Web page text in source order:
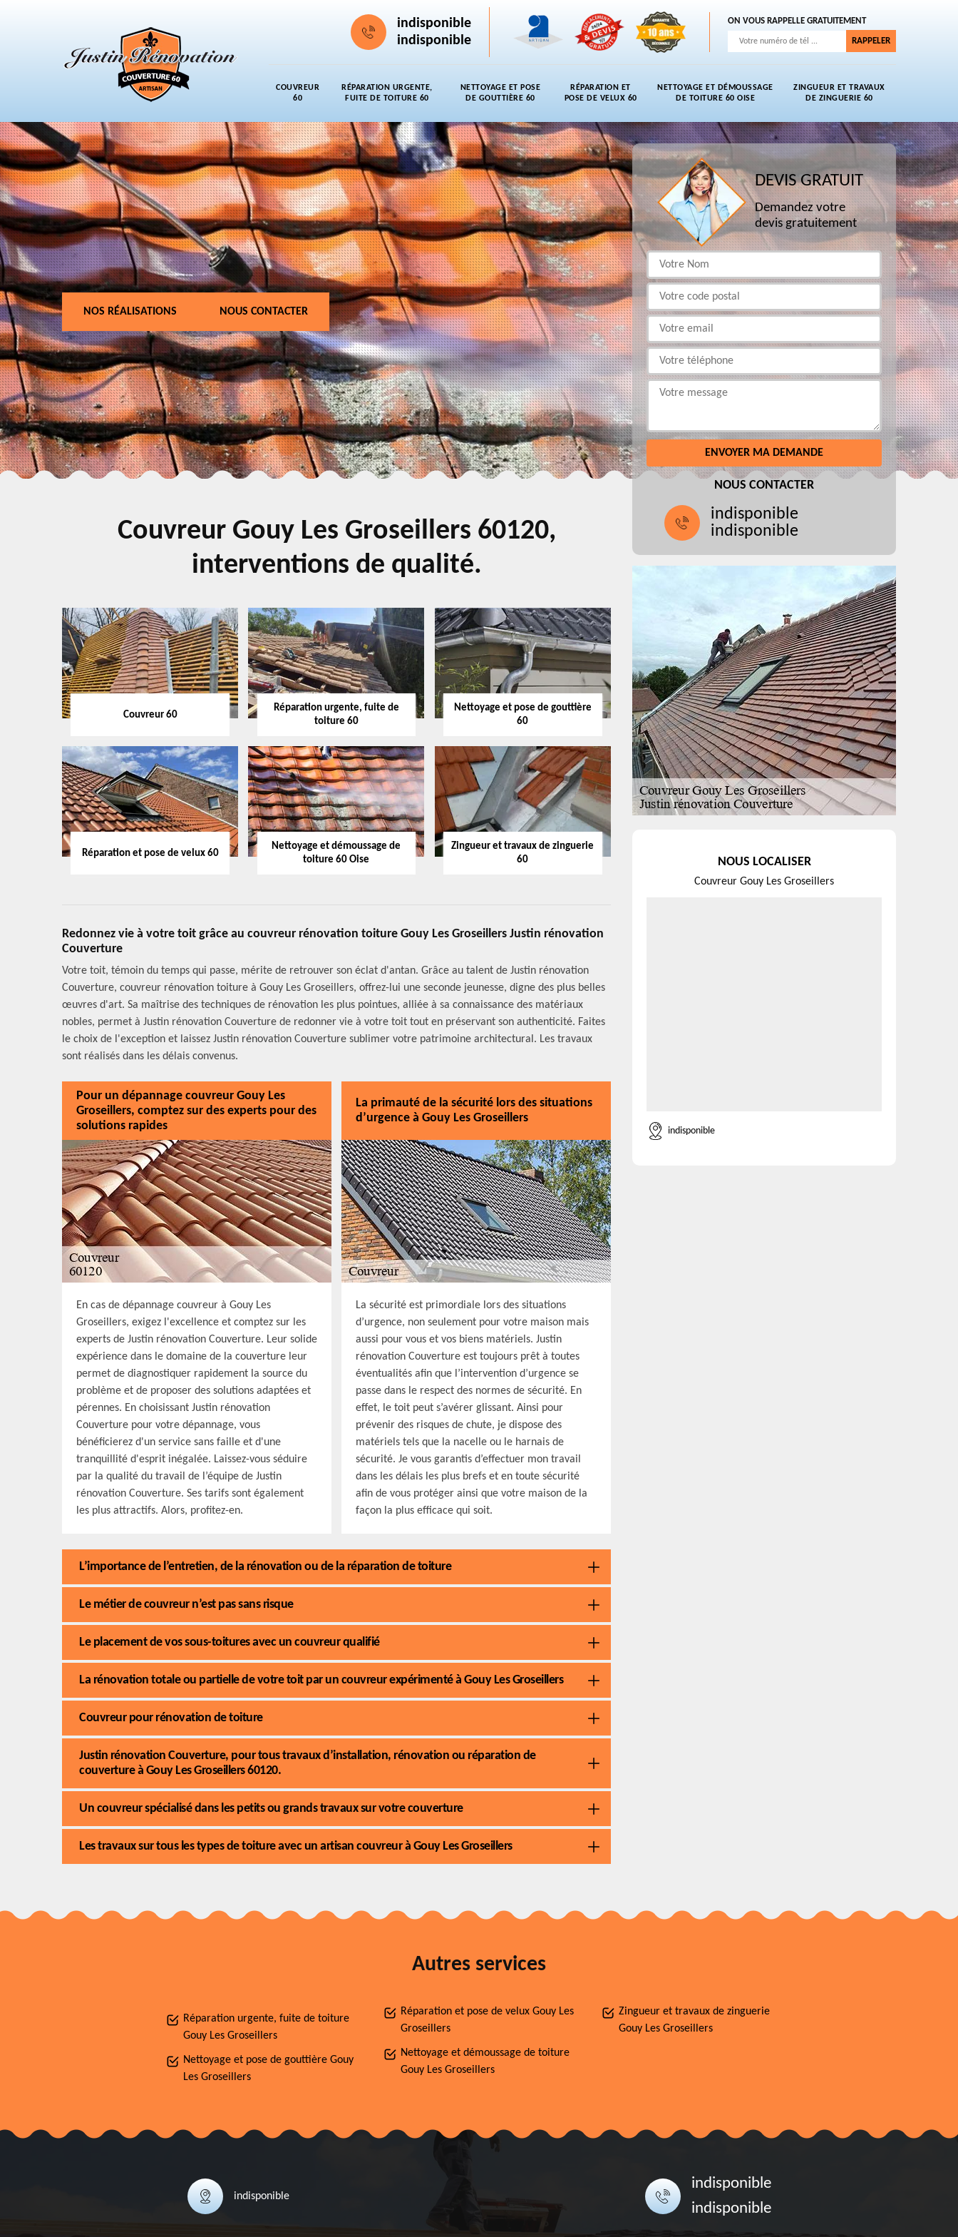
indisponible
indisponible
ON VOUS RAPPELLE GRATUITEMENT
COUVREUR
60
RÉPARATION URGENTE,
FUITE DE TOITURE 60
NETTOYAGE ET POSE
DE GOUTTIÈRE 60
RÉPARATION ET
POSE DE VELUX 60
NETTOYAGE ET DÉMOUSSAGE
DE TOITURE 60 OISE
ZINGUEUR ET TRAVAUX
DE ZINGUERIE 60
NOS RÉALISATIONS NOUS CONTACTER
Couvreur Gouy Les Groseillers 60120,
interventions de qualité.
Couvreur 60
Réparation urgente, fuite de
toiture 60
Nettoyage et pose de gouttière
60
Réparation et pose de velux 60
Nettoyage et démoussage de
toiture 60 Oise
Zingueur et travaux de zinguerie
60
Redonnez vie à votre toit grâce au couvreur rénovation toiture Gouy Les Groseillers Justin rénovation
Couverture
Votre toit, témoin du temps qui passe, mérite de retrouver son éclat d'antan. Grâce au talent de Justin rénovation
Couverture, couvreur rénovation toiture à Gouy Les Groseillers, offrez-lui une seconde jeunesse, digne des plus belles
œuvres d'art. Sa maîtrise des techniques de rénovation les plus pointues, alliée à sa connaissance des matériaux
nobles, permet à Justin rénovation Couverture de redonner vie à votre toit tout en préservant son authenticité. Faites
le choix de l'exception et laissez Justin rénovation Couverture sublimer votre patrimoine architectural. Les travaux
sont réalisés dans les délais convenus.
Pour un dépannage couvreur Gouy Les
Groseillers, comptez sur des experts pour des
solutions rapides
En cas de dépannage couvreur à Gouy Les
Groseillers, exigez l'excellence et comptez sur les
experts de Justin rénovation Couverture. Leur solide
expérience dans le domaine de la couverture leur
permet de diagnostiquer rapidement la source du
problème et de proposer des solutions adaptées et
pérennes. En choisissant Justin rénovation
Couverture pour votre dépannage, vous
bénéficierez d'un service sans faille et d'une
tranquillité d'esprit inégalée. Laissez-vous séduire
par la qualité du travail de l’équipe de Justin
rénovation Couverture. Ses tarifs sont également
les plus attractifs. Alors, profitez-en.
La primauté de la sécurité lors des situations
d’urgence à Gouy Les Groseillers
La sécurité est primordiale lors des situations
d’urgence, non seulement pour votre maison mais
aussi pour vous et vos biens matériels. Justin
rénovation Couverture est toujours prêt à toutes
éventualités afin que l’intervention d’urgence se
passe dans le respect des normes de sécurité. En
effet, le toit peut s’avérer glissant. Ainsi pour
prévenir des risques de chute, je dispose des
matériels tels que la nacelle ou le harnais de
sécurité. Je vous garantis d’effectuer mon travail
dans les délais les plus brefs et en toute sécurité
afin de vous protéger ainsi que votre maison de la
façon la plus efficace qui soit.
L’importance de l’entretien, de la rénovation ou de la réparation de toiture
Le métier de couvreur n’est pas sans risque
Le placement de vos sous-toitures avec un couvreur qualifié
La rénovation totale ou partielle de votre toit par un couvreur expérimenté à Gouy Les Groseillers
Couvreur pour rénovation de toiture
Justin rénovation Couverture, pour tous travaux d’installation, rénovation ou réparation de
couverture à Gouy Les Groseillers 60120.
Un couvreur spécialisé dans les petits ou grands travaux sur votre couverture
Les travaux sur tous les types de toiture avec un artisan couvreur à Gouy Les Groseillers
DEVIS GRATUIT
Demandez votre
devis gratuitement
NOUS CONTACTER
indisponible
indisponible
NOUS LOCALISER
Couvreur Gouy Les Groseillers
indisponible
Autres services
Réparation urgente, fuite de toiture
Gouy Les Groseillers
Nettoyage et pose de gouttière Gouy
Les Groseillers
Réparation et pose de velux Gouy Les
Groseillers
Nettoyage et démoussage de toiture
Gouy Les Groseillers
Zingueur et travaux de zinguerie
Gouy Les Groseillers
indisponible
indisponible
indisponible